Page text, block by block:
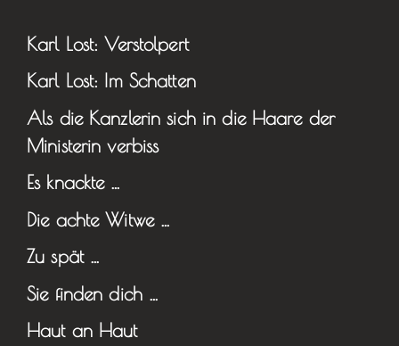
Karl Lost: Verstolpert
Karl Lost: Im Schatten
Als die Kanzlerin sich in die Haare der
Ministerin verbiss
Es knackte …
Die achte Witwe …
Zu spät …
Sie finden dich …
Haut an Haut